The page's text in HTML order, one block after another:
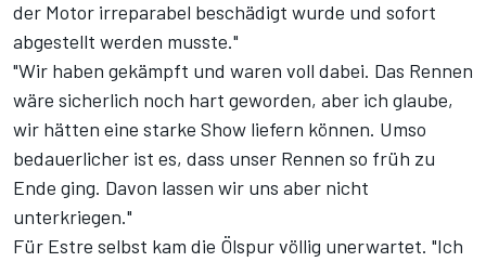
der Motor irreparabel beschädigt wurde und sofort
abgestellt werden musste."
"Wir haben gekämpft und waren voll dabei. Das Rennen
wäre sicherlich noch hart geworden, aber ich glaube,
wir hätten eine starke Show liefern können. Umso
bedauerlicher ist es, dass unser Rennen so früh zu
Ende ging. Davon lassen wir uns aber nicht
unterkriegen."
Für Estre selbst kam die Ölspur völlig unerwartet. "Ich